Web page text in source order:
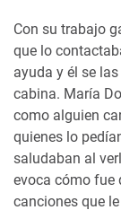
Con su trabajo
que lo
ayuda y él se
cabina. María
como alguien
quienes lo
saludaban al
evoca cómo fue
canciones que